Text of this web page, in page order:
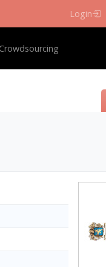
Login
Crowdsourcing